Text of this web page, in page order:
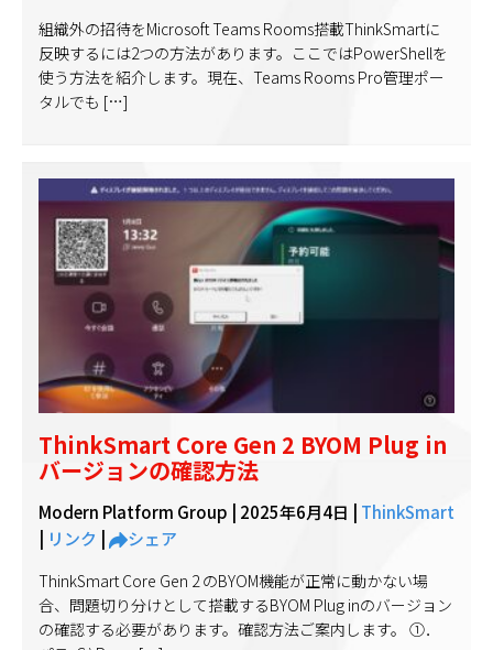
組織外の招待をMicrosoft Teams Rooms搭載ThinkSmartに
反映するには2つの方法があります。ここではPowerShellを
使う方法を紹介します。現在、Teams Rooms Pro管理ポー
タルでも […]
ThinkSmart Core Gen 2 BYOM Plug in
バージョンの確認方法
Modern Platform Group | 2025年6月4日 | ThinkSmart
| リンク | シェア
ThinkSmart Core Gen 2 のBYOM機能が正常に動かない場
合、問題切り分けとして搭載するBYOM Plug inのバージョン
の確認する必要があります。確認方法ご案内します。 ①．